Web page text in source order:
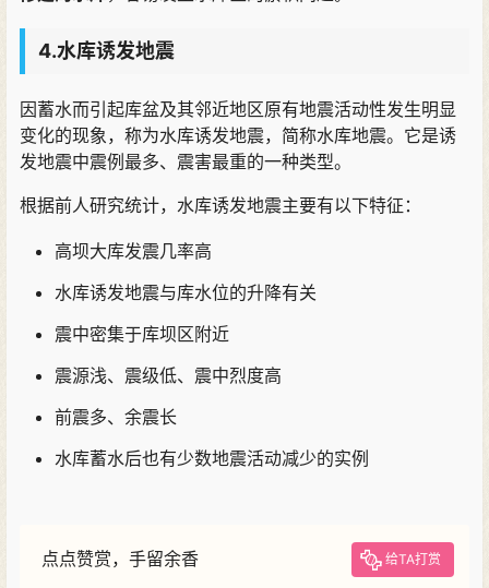
4.水库诱发地震
因蓄水而引起库盆及其邻近地区原有地震活动性发生明显
变化的现象， 称为水库诱发地震， 简称水库地震。 它是诱
发地震中震例最多、 震害最重的一种类型。
根据前人研究统计，水库诱发地震主要有以下特征：
高坝大库发震几率高
水库诱发地震与库水位的升降有关
震中密集于库坝区附近
震源浅、 震级低、 震中烈度高
前震多、 余震长
水库蓄水后也有少数地震活动减少的实例
点点赞赏，手留余香 给TA打赏